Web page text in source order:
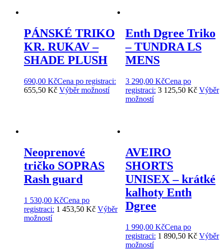
PÁNSKÉ TRIKO
KR. RUKAV –
SHADE PLUSH
690,00 KčCena po registraci:
655,50 Kč Výběr možností
Enth Dgree Triko
– TUNDRA LS
MENS
3 290,00 KčCena po
registraci: 3 125,50 Kč Výběr
možností
Neoprenové
tričko SOPRAS
Rash guard
1 530,00 KčCena po
registraci: 1 453,50 Kč Výběr
možností
AVEIRO
SHORTS
UNISEX – krátké
kalhoty Enth
Dgree
1 990,00 KčCena po
registraci: 1 890,50 Kč Výběr
možností